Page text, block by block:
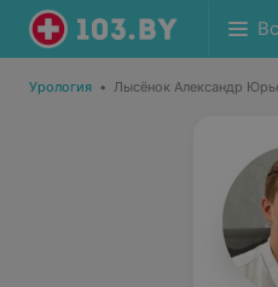
Урология • Лысёнок Александр